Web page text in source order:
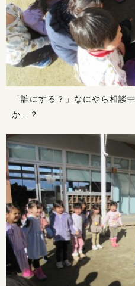
「誰にする？」なにやら相談
か…？